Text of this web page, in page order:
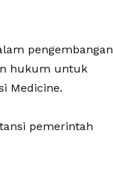
pengembangan
hukum untuk
Medicine.
pemerintah